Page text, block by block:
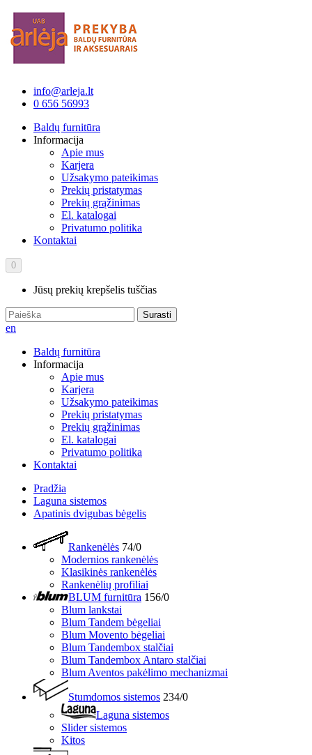
info@arleja.lt
0 656 56993
Baldų furnitūra
Informacija
Apie mus
Karjera
Užsakymo pateikimas
Prekių pristatymas
Prekių grąžinimas
El. katalogai
Privatumo politika
Kontaktai
0
Jūsų prekių krepšelis tuščias
Surasti
en
Baldų furnitūra
Informacija
Apie mus
Karjera
Užsakymo pateikimas
Prekių pristatymas
Prekių grąžinimas
El. katalogai
Privatumo politika
Kontaktai
Pradžia
Laguna sistemos
Apatinis dvigubas bėgelis
Rankenėlės 74/0
Modernios rankenėlės
Klasikinės rankenėlės
Rankenėlių profiliai
BLUM furnitūra 156/0
Blum lankstai
Blum Tandem bėgeliai
Blum Movento bėgeliai
Blum Tandembox stalčiai
Blum Tandembox Antaro stalčiai
Blum Aventos pakėlimo mechanizmai
Stumdomos sistemos 234/0
Laguna sistemos
Slider sistemos
Kitos